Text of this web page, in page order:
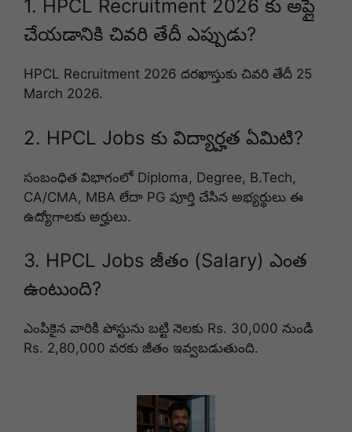
1. HPCL Recruitment 2026 కు అప్లై
చేయడానికి చివరి తేదీ ఎప్పుడు?
HPCL Recruitment 2026 దరఖాస్తుకు చివరి తేదీ 25
March 2026.
2. HPCL Jobs కు విద్యార్హత ఏమిటి?
సంబంధిత విభాగంలో Diploma, Degree, B.Tech,
CA/CMA, MBA లేదా PG పూర్తి చేసిన అభ్యర్థులు ఈ
ఉద్యోగాలకు అర్హులు.
3. HPCL Jobs జీతం (Salary) ఎంత
ఉంటుంది?
ఎంపికైన వారికి పోస్టును బట్టి నెలకు Rs. 30,000 నుండి
Rs. 2,80,000 వరకు జీతం ఇవ్వబడుతుంది.